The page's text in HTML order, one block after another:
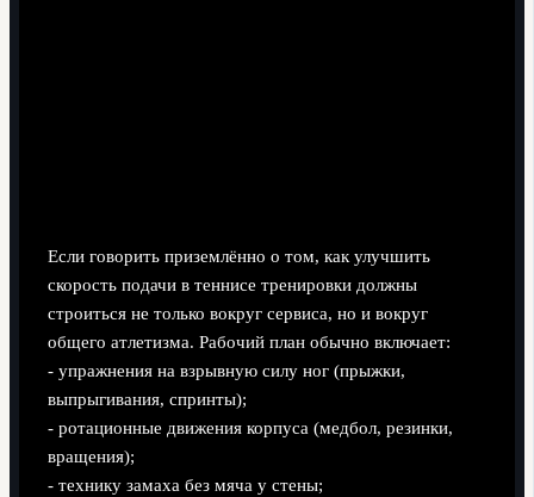
Если говорить приземлённо о том, как улучшить
скорость подачи в теннисе тренировки должны
строиться не только вокруг сервиса, но и вокруг
общего атлетизма. Рабочий план обычно включает:
- упражнения на взрывную силу ног (прыжки,
выпрыгивания, спринты);
- ротационные движения корпуса (медбол, резинки,
вращения);
- технику замаха без мяча у стены;